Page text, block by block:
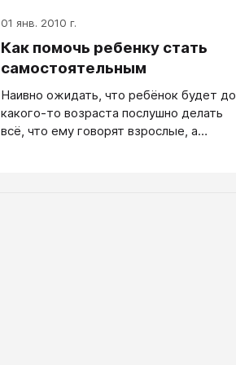
01 янв. 2010 г.
Как помочь ребенку стать
самостоятельным
Наивно ожидать, что ребёнок будет до
какого-то возраста послушно делать
всё, что ему говорят взрослые, а